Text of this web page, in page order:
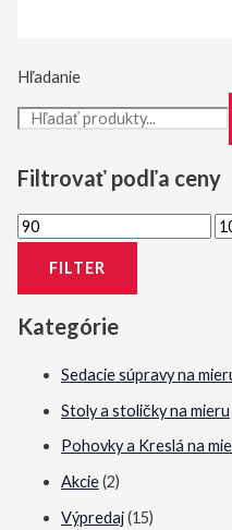
Hľadanie
Filtrovať podľa ceny
M
M
á
l
n
FILTER
Kategórie
Sedacie súpravy na
Stoly a stoličky na mieru
Pohovky a Kreslá na
Akcie(2)
Výpredaj(15)